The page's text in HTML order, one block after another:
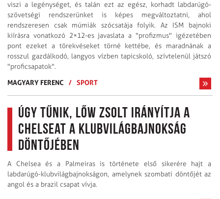
viszi a legénységet, és talán ezt az egész, korhadt labdarúgó-
szövetségi rendszerünket is képes megváltoztatni, ahol
rendszeresen csak múmiák szócsatája folyik. Az ISM bajnoki
kiírásra vonatkozó 2×12-es javaslata a "profizmus" igézetében
pont ezeket a törekvéseket törné kettébe, és maradnának a
rosszul gazdálkodó, langyos vízben tapicskoló, szívtelenül játszó
"proficsapatok".
MAGYARY FERENC
/ SPORT
Úgy tűnik, Lőw Zsolt irányítja a
Chelseat a klubvilágbajnokság
döntőjében
A Chelsea és a Palmeiras is története első sikerére hajt a
labdarúgó-klubvilágbajnokságon, amelynek szombati döntőjét az
angol és a brazil csapat vívja.